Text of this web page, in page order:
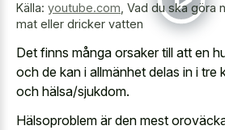
Källa: youtube.com Vad du ska göra
mat eller dricker vatten
Det finns många orsaker till att en
och de kan i allmänhet delas in i tre
och hälsa/sjukdom.
Hälsoproblem är den mest